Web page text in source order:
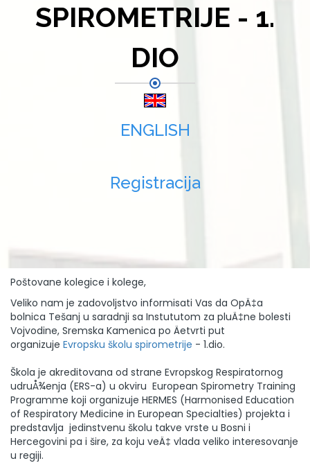
SPIROMETRIJE - 1.
DIO
ENGLISH
Registracija
Poštovane kolegice i kolege,
Veliko nam je zadovoljstvo informisati Vas da OpÄ‡a
bolnica Tešanj u saradnji sa Instututom za pluÄ‡ne bolesti
Vojvodine, Sremska Kamenica po Äetvrti put
organizuje Evropsku školu spirometrije - 1.dio.
Škola je akreditovana od strane Evropskog Respiratornog
udruÅ¾enja (ERS-a) u okviru European Spirometry Training
Programme koji organizuje HERMES (Harmonised Education
of Respiratory Medicine in European Specialties) projekta i
predstavlja jedinstvenu školu takve vrste u Bosni i
Hercegovini pa i šire, za koju veÄ‡ vlada veliko interesovanje
u regiji.